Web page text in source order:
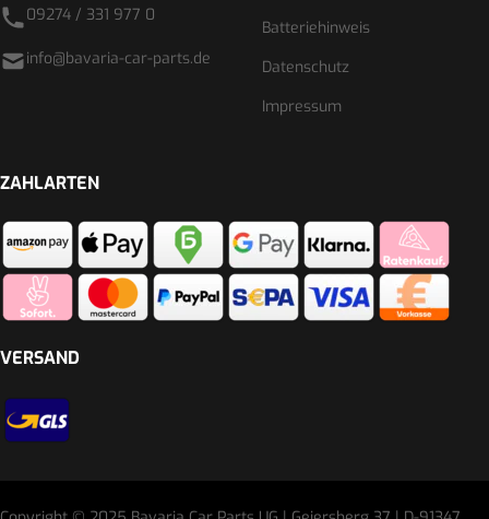
09274 / 331 977 0
info@bavaria-car-parts.de
Batteriehinweis
Datenschutz
Impressum
ZAHLARTEN
VERSAND